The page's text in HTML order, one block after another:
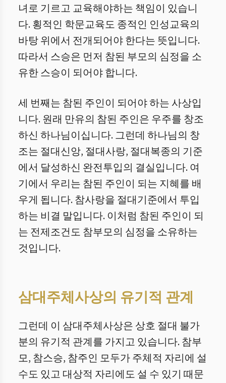
녀로 기르고 교육해야하는 책임이 있습니
다. 횡적인 학문교육도 종적인 인성교육의
바탕 위에서 전개되어야 한다는 뜻입니다.
따라서 스승은 먼저 참된 부모의 심정을 소
유한 스승이 되어야 합니다.
세 번째는 참된 주인이 되어야 하는 사상입
니다. 원래 만유의 참된 주인은 우주를 창조
하신 하나님이십니다. 그런데 하나님의 창
조는 절대신앙, 절대사랑, 절대복종의 기준
에서 달성하신 완전투입의 결실입니다. 여
기에서 우리는 참된 주인이 되는 지혜를 배
우게 됩니다. 참사랑을 절대기준에서 투입
하는 비결 말입니다. 이처럼 참된 주인이 되
는 전제조건도 참부모의 심정을 소유하는
것입니다.
삼대주체사상의 유기적 관계
그런데 이 삼대주체사상은 상호 절대 불가
분의 유기적 관계를 가지고 있습니다. 참부
모, 참스승, 참주인 모두가 주체적 자리에 설
수도 있고 대상적 자리에도 설 수 있기 때문